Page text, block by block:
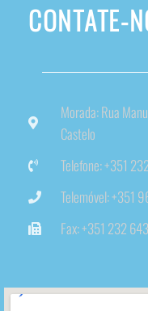
CONTATE-
Morada: Rua
Castelo
Telefone: +351
Telemóvel: +351
Fax: +351 232